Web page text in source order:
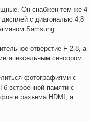
Он снабжен тем же 4-
с диагональю 4,8
Samsung.
отверстие F 2.8, а
сенсором
фотографиями с
встроенной памяти с
и разъема HDMI, а